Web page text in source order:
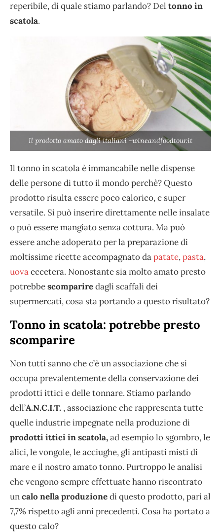
reperibile, di quale stiamo parlando? Del tonno in
scatola.
Il prodotto amato dagli italiani -wineandfoodtour.it
Il tonno in scatola è immancabile nelle dispense
delle persone di tutto il mondo perchè? Questo
prodotto risulta essere poco calorico, e super
versatile. Si può inserire direttamente nelle insalate
o può essere mangiato senza cottura. Ma può
essere anche adoperato per la preparazione di
moltissime ricette accompagnato dapatate,pasta,
uovaeccetera. Nonostante sia molto amato presto
potrebbescompariredagli scaffali dei
supermercati, cosa sta portando a questo risultato?
Tonno in scatola: potrebbe presto
scomparire
Non tutti sanno che c’è un associazione che si
occupa prevalentemente della conservazione dei
prodotti ittici e delle tonnare. Stiamo parlando
dell’A.N.C.I.T. , associazione che rappresenta tutte
quelle industrie impegnate nella produzione di
prodotti ittici in scatola,ad esempio lo sgombro, le
alici, le vongole, le acciughe, gli antipasti misti di
mare e il nostro amato tonno. Purtroppo le analisi
che vengono sempre effettuate hanno riscontrato
uncalo nella produzionedi questo prodotto, pari al
7,7% rispetto agli anni precedenti. Cosa ha portato a
questo calo?